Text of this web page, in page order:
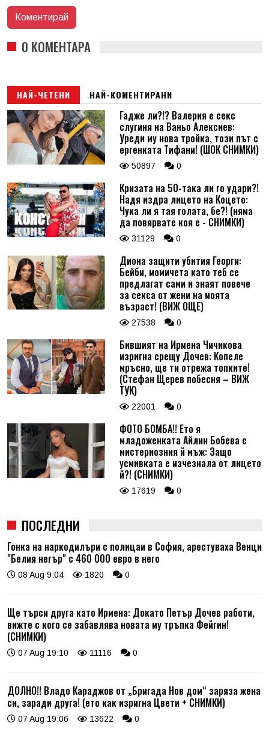
0 КОМЕНТАРА
НАЙ-ЧЕТЕНИ НАЙ-КОМЕНТИРАНИ
Гадже ли?!? Валерия е секс
слугиня на Ваньо Алексиев:
Уреди му нова тройка, този път с
ергенката Тифани! (ШОК СНИМКИ)
50897 0
Кризата на 50-така ли го удари?!
Надя издра лицето на Коцето:
Чука ли я тая голата, бе?! (няма
да повярвате коя е - СНИМКИ)
31129 0
Диона защити убития Георги:
Бейби, момичета като теб се
предлагат сами и знаят повече
за секса от жени на моята
възраст! (ВИЖ ОЩЕ)
27538 0
Бившият на Ирмена Чичикова
изригна срещу Дочев: Копеле
мръсно, ще ти отрежа топките!
(Стефан Щерев побесня – ВИЖ
ТУК)
22001 0
ФОТО БОМБА!! Ето я
младоженката Айлин Бобева с
мистериозния й мъж: Защо
усмивката е изчезнала от лицето
й?! (СНИМКИ)
17619 0
ПОСЛЕДНИ
Гонка на наркодилъри с полицаи в София, арестуваха Венци
"Белия негър" с 460 000 евро в него
08 Aug 9:04 1820 0
Ще търси друга като Ирмена: Докато Петър Дочев работи,
вижте с кого се забавлява новата му тръпка Фейгин!
(СНИМКИ)
07 Aug 19:10 11116 0
ДОЛНО!! Владо Караджов от „Бригада Нов дом“ заряза жена
си, заради друга! (ето как изригна Цвети + СНИМКИ)
07 Aug 19:06 13622 0